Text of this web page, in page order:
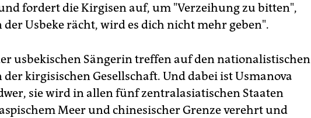
fordert die Kirgisen auf, um "Verzeihung zu bitten",
der Usbeke rächt, wird es dich nicht mehr geben".
usbekischen Sängerin treffen auf den nationalistischen
kirgisischen Gesellschaft. Und dabei ist Usmanova
sie wird in allen fünf zentralasiatischen Staaten
Meer und chinesischer Grenze verehrt und